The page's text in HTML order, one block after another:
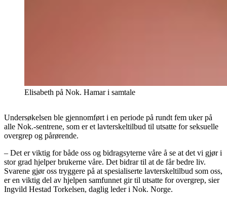
Elisabeth på Nok. Hamar i samtale
Undersøkelsen ble gjennomført i en periode på rundt fem uker på
alle Nok.-sentrene, som er et lavterskeltilbud til utsatte for seksuelle
overgrep og pårørende.
– Det er viktig for både oss og bidragsyterne våre å se at det vi gjør i
stor grad hjelper brukerne våre. Det bidrar til at de får bedre liv.
Svarene gjør oss tryggere på at spesialiserte lavterskeltilbud som oss,
er en viktig del av hjelpen samfunnet gir til utsatte for overgrep, sier
Ingvild Hestad Torkelsen, daglig leder i Nok. Norge.